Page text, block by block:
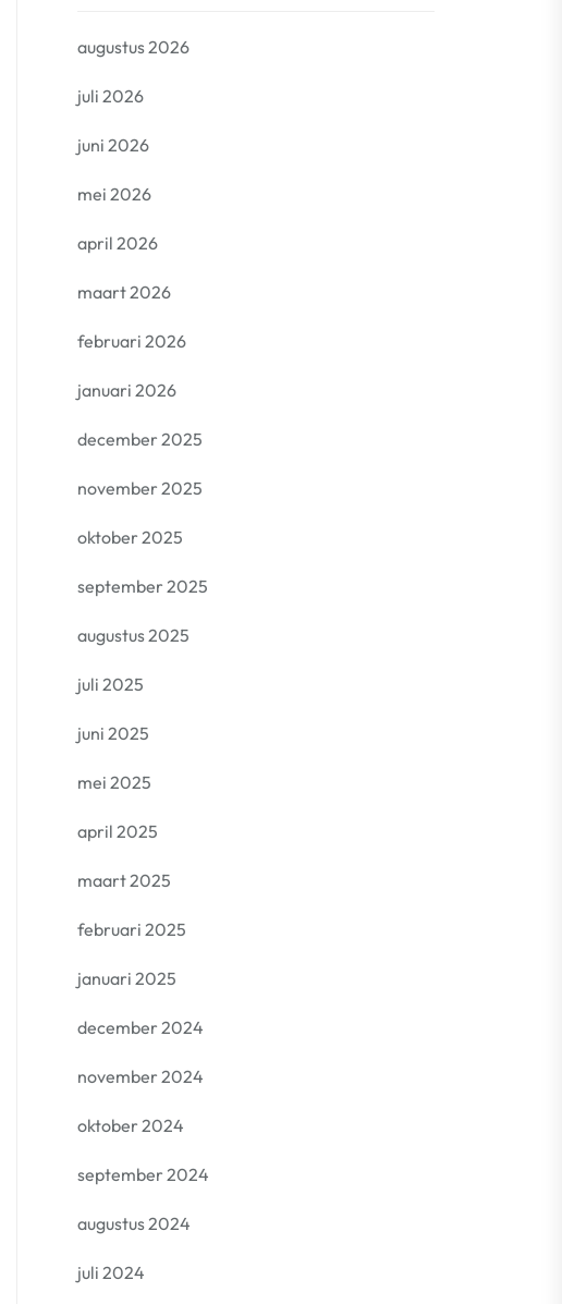
augustus 2026
juli 2026
juni 2026
mei 2026
april 2026
maart 2026
februari 2026
januari 2026
december 2025
november 2025
oktober 2025
september 2025
augustus 2025
juli 2025
juni 2025
mei 2025
april 2025
maart 2025
februari 2025
januari 2025
december 2024
november 2024
oktober 2024
september 2024
augustus 2024
juli 2024